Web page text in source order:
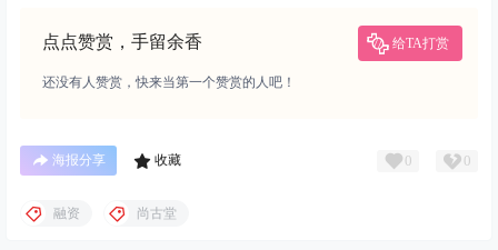
点点赞赏，手留余香 给TA打赏
还没有人赞赏，快来当第一个赞赏的人吧！
海报分享 收藏 0 0
融资 尚古堂